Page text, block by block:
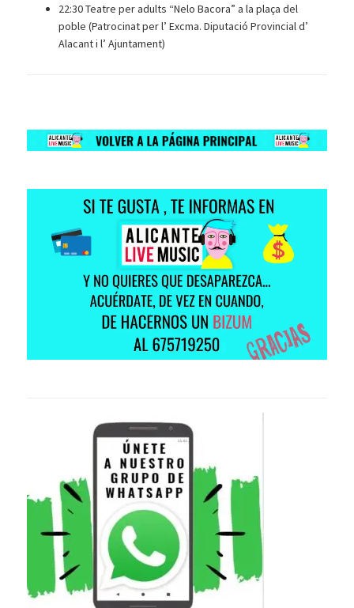
22:30 Teatre per adults “Nelo Bacora” a la plaça del
poble (Patrocinat per l’ Excma. Diputació Provincial d’
Alacant i l’ Ajuntament)